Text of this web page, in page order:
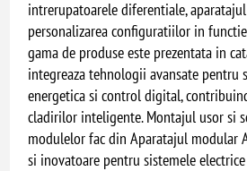
intrerupatoarele diferentiale,
personalizarea configuratiilor in
gama de produse este prezentata in
integreaza tehnologii avansate pentru
energetica si control digital,
cladirilor inteligente. Montajul usor si
modulelor fac din Aparatajul modular
si inovatoare pentru sistemele